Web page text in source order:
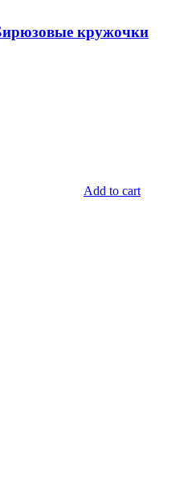
кружочки
Add to cart